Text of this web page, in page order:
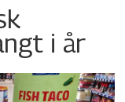
i år